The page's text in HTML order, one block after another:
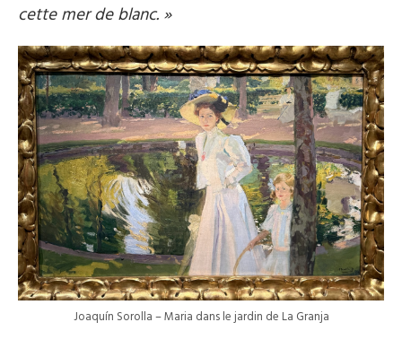
cette mer de blanc. »
Joaquín Sorolla – Maria dans le jardin de La Granja